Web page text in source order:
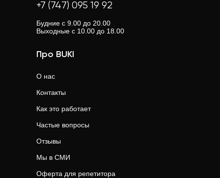
+7 (747) 095 19 92
Будние с 9.00 до 20.00
Выходные с 10.00 до 18.00
Про BUKI
О нас
Контакты
Как это работает
Частые вопросы
Отзывы
Мы в СМИ
Оферта для репетитора